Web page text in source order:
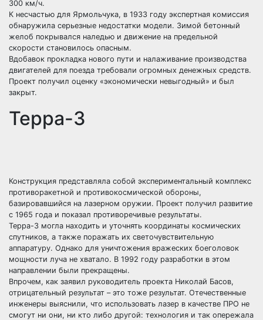
300 км/ч.
К несчастью для Ярмольчука, в 1933 году экспертная комиссия
обнаружила серьезные недостатки модели. Зимой бетонный
желоб покрывался наледью и движение на предельной
скорости становилось опасным.
Вдобавок прокладка нового пути и налаживание производства
двигателей для поезда требовали огромных денежных средств.
Проект получил оценку «экономически невыгодный» и был
закрыт.
Терра-3
Конструкция представляла собой экспериментальный комплекс
противоракетной и противокосмической обороны,
базировавшийся на лазерном оружии. Проект получил развитие
с 1965 года и показал противоречивые результаты.
Терра-3 могла находить и уточнять координаты космических
спутников, а также поражать их светочувствительную
аппаратуру. Однако для уничтожения вражеских боеголовок
мощности луча не хватало. В 1992 году разработки в этом
направлении были прекращены.
Впрочем, как заявил руководитель проекта Николай Басов,
отрицательный результат – это тоже результат. Отечественные
инженеры выяснили, что использовать лазер в качестве ПРО не
смогут ни они, ни кто либо другой: технология и так опережала